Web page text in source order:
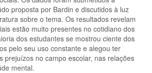
proposta por Bardin e discutidos à luz
sobre o tema. Os resultados revelam
estão muito presentes no cotidiano dos
dos estudantes se mostrou ciente dos
pelo seu uso constante e alegou ter
prejuízos no campo escolar, nas relações
mental.